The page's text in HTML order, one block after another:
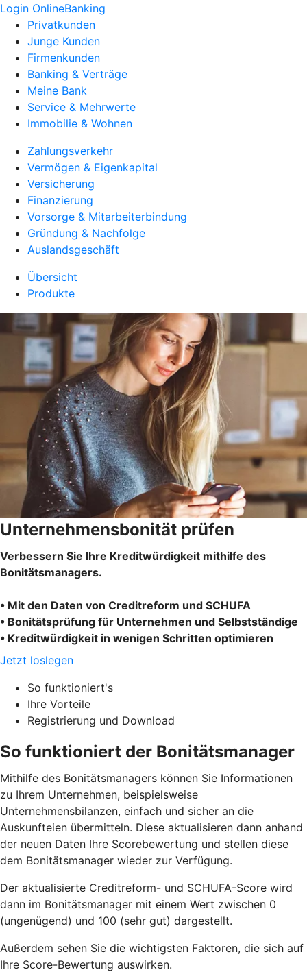
Login OnlineBanking
Privatkunden
Junge Kunden
Firmenkunden
Banking & Verträge
Meine Bank
Service & Mehrwerte
Immobilie & Wohnen
Zahlungsverkehr
Vermögen & Eigenkapital
Versicherung
Finanzierung
Vorsorge & Mitarbeiterbindung
Gründung & Nachfolge
Auslandsgeschäft
Übersicht
Produkte
Unternehmensbonität prüfen
Verbessern Sie Ihre Kreditwürdigkeit mithilfe des
Bonitätsmanagers.
• Mit den Daten von Creditreform und SCHUFA
• Bonitätsprüfung für Unternehmen und Selbstständige
• Kreditwürdigkeit in wenigen Schritten optimieren
Jetzt loslegen
So funktioniert's
Ihre Vorteile
Registrierung und Download
So funktioniert der Bonitätsmanager
Mithilfe des Bonitätsmanagers können Sie Informationen
zu Ihrem Unternehmen, beispielsweise
Unternehmensbilanzen, einfach und sicher an die
Auskunfteien übermitteln. Diese aktualisieren dann anhand
der neuen Daten Ihre Scorebewertung und stellen diese
dem Bonitätsmanager wieder zur Verfügung.
Der aktualisierte Creditreform- und SCHUFA-Score wird
dann im Bonitätsmanager mit einem Wert zwischen 0
(ungenügend) und 100 (sehr gut) dargestellt.
Außerdem sehen Sie die wichtigsten Faktoren, die sich auf
Ihre Score-Bewertung auswirken.